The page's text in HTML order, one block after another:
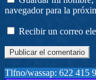
navegador para la
Recibir un correo
Tlfno/wassap: 622 415